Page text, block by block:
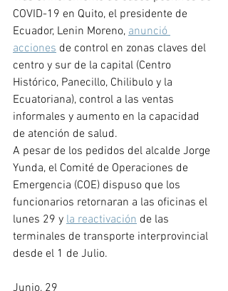
COVID-19 en Quito, el presidente de
Ecuador, Lenin Moreno, anunció
acciones de control en zonas claves del
centro y sur de la capital (Centro
Histórico, Panecillo, Chilibulo y la
Ecuatoriana), control a las ventas
informales y aumento en la capacidad
de atención de salud.
A pesar de los pedidos del alcalde Jorge
Yunda, el Comité de Operaciones de
Emergencia (COE) dispuso que los
funcionarios retornaran a las oficinas el
lunes 29 y la reactivación de las
terminales de transporte interprovincial
desde el 1 de Julio.
Junio, 29